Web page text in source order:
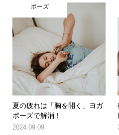
ポーズ
夏の疲れは「胸を開く」ヨガ
ポーズで解消！
2024.09.09